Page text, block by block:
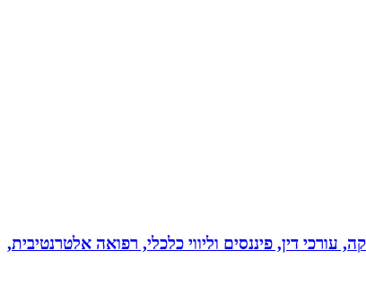
עורכי דין, פיננסים וליווי כלכלי, רפואה אלטרנטיבית,